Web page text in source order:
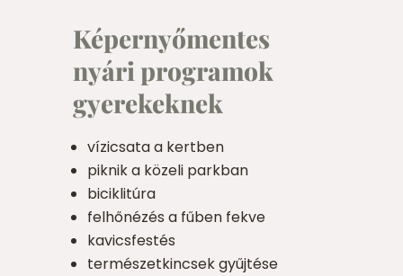
Képernyőmentes
nyári programok
gyerekeknek
vízicsata a kertben
piknik a közeli parkban
biciklitúra
felhőnézés a fűben fekve
kavicsfestés
természetkincsek gyűjtése